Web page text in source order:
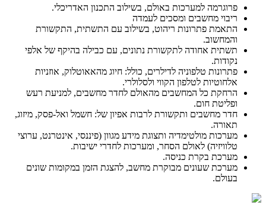
פרוגרמה למערכות באולם, בשילוב התכנון האדריכלי.
ריבוי מחשבים ומסכים לעמדה
התאמת פתרונות ריהוט, בשילוב עם התשתית, התקשורת
והמחשוב.
תשתית אחודה לתקשורת נתונים, עם כבילה בהיקף של אלפי
נקודות.
פתרונות טלפוניה לדילרים, כולל: חיוג מהאאוטלוק, אוזניות
אלחוטיות לטלפון הקווי ולסלולרי.
הרחקת כל המחשבים מהאולם לחדר מחשבים, למניעת רעש
ופליטת חום.
חדר מחשבים ותקשורת לרבות אפיון של: חשמל ואל-פסק, מיזוג,
תאורה.
מערכות מולטימדיה ותצוגת מידע מגוון (פיננסי, אינטרנט, ערוצי
טלוויזיה) לאולם הסחר, ומערכות לחדרי ישיבות.
מערכת בקרת כניסה.
מערכת שעונים מבוקרת מחשב, להצגת הזמן במקומות שונים
בעולם.